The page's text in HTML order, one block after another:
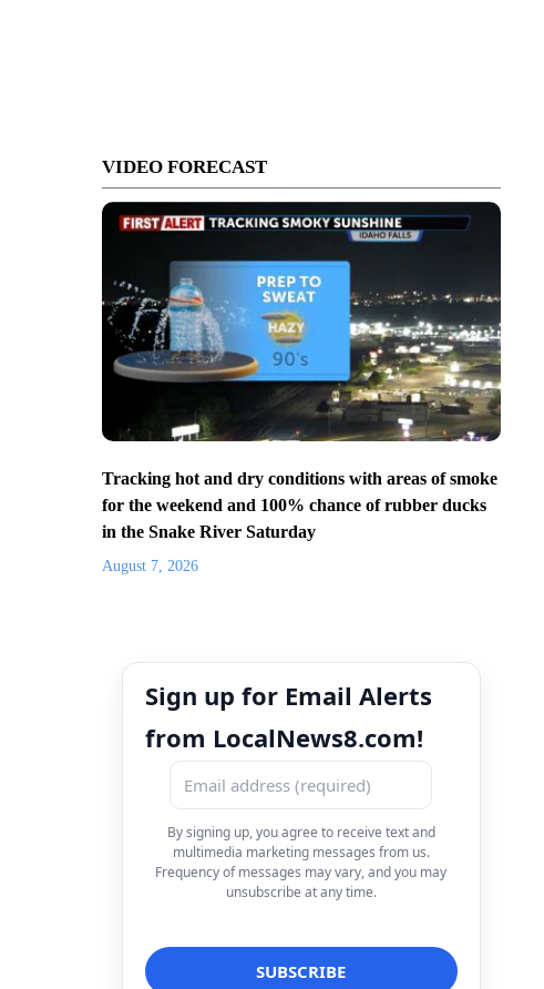
VIDEO FORECAST
Tracking hot and dry conditions with areas of smoke
for the weekend and 100% chance of rubber ducks
in the Snake River Saturday
August 7, 2026
Sign up for Email Alerts
from LocalNews8.com!
By signing up, you agree to receive text and
multimedia marketing messages from us.
Frequency of messages may vary, and you may
unsubscribe at any time.